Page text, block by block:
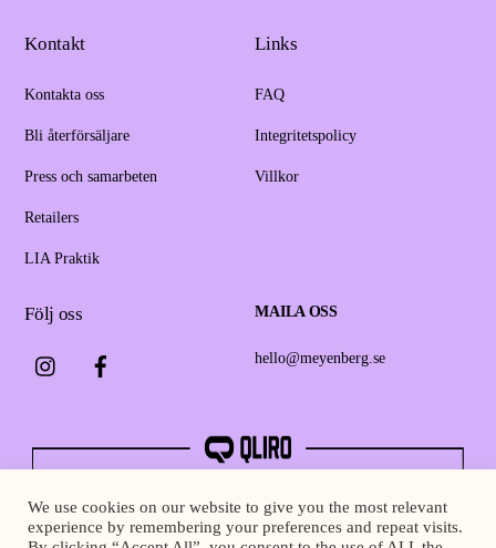
Kontakt
Kontakta oss
Bli återförsäljare
Press och samarbeten
Retailers
LIA Praktik
Links
FAQ
Integritetspolicy
Villkor
Följ oss
Instagram
MAILA OSS
hello@meyenberg.se
We use cookies on our website to give you the most relevant
experience by remembering your preferences and repeat visits.